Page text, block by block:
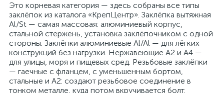
Это корневая категория — здесь собраны все типы
заклёпок из каталога «КрепЦентр». Заклёпка вытяжная
Al/St — самая массовая: алюминиевый корпус,
стальной стержень, установка заклёпочником с одной
стороны. Заклёпки алюминиевые Al/Al — для лёгких
конструкций без нагрузки. Нержавеющие A2 и A4 —
для улицы, моря и пищевых сред. Резьбовые заклёпки
— гаечные с фланцем, с уменьшенным бортом,
стальные и A2: создают резьбовое соединение в
тонком металле, куда потом вкручивается болт.